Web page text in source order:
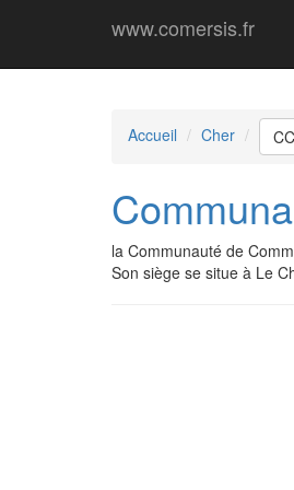
www.comersis.fr
Accueil Cher
la Communauté de
Son siège se situe à Le